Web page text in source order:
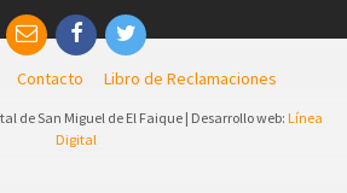
Contacto Libro de Reclamaciones
de San Miguel de El Faique | Desarrollo web: Línea
Digital